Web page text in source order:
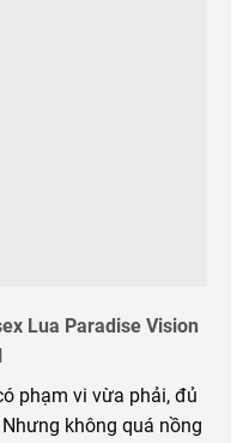
Lua Paradise Vision
phạm vi vừa phải, đủ
không quá nồng